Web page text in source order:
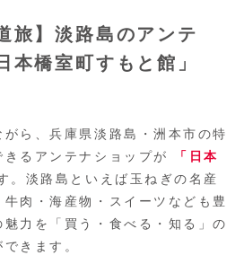
旅】淡路島のアンテ
本橋室町すもと館」
ら、兵庫県淡路島・洲本市の特
るアンテナショップが
「日本
。淡路島といえば玉ねぎの名産
肉・海産物・スイーツなども豊
力を「買う・食べる・知る」の
きます。